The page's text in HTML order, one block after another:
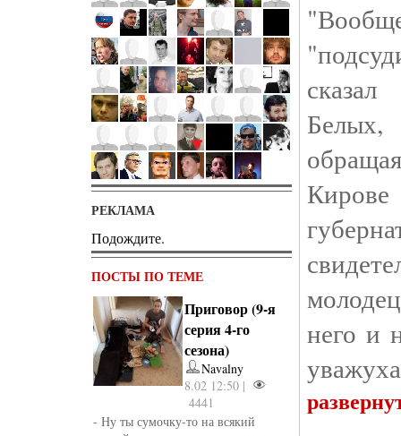
РЕКЛАМА
Подождите.
ПОСТЫ ПО ТЕМЕ
Приговор (9-я
серия 4-го
сезона)
Navalny
8.02 12:50 |
4441
- Ну ты сумочку-то на всякий
него и